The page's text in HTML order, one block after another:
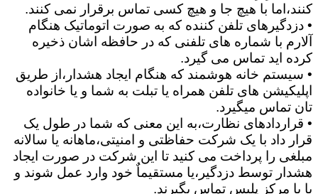
کنند،اما با هیچ جا و هیچ کسی تماس برقرار نمی کنند.
• دزدگیرهای تلفن کننده که به صورت اتوماتیک هنگام
آلارم با شماره های تلفنی که در حافظه اشان ذخیره
کرده اید تماس می گیرد.
• سیستم خانه هوشمند که هنگام ایجاد هشدار،از طریق
اپلیکیشن های تلفن همراه یا تبلت به شما و یا خانواده
تان تماس میگیرد.
• قراردادهای نظارت،به این معنی که شما در طول یک
قرار داد با یک شرکت حفاظتی و امنیتی،ماهانه یا سالانه
مبلغی را پرداخت می کنید تا این شرکت در صورت ایجاد
هشدار توسط دزدگیر،یا مستقیماٌ خود وارد عمل شوند و
یا با مرکز پلیس تماس بگیرند.